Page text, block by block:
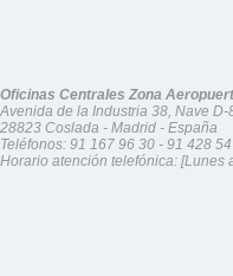
Oficinas Centrales Zona
Avenida de la Industria 38, Nave D-
28823 Coslada - Madrid - España
Teléfonos: 91 167 96 30 - 91 428
Horario atención telefónica: [Lunes